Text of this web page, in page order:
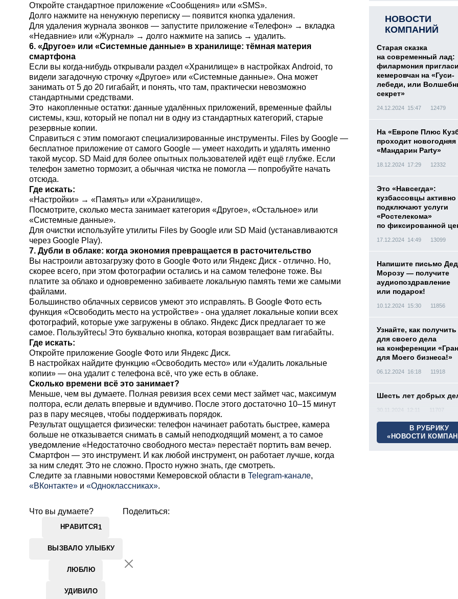
Откройте стандартное приложение «Сообщения» или «SMS».
Долго нажмите на ненужную переписку — появится кнопка удаления.
Для удаления журнала звонков — запустите приложение «Телефон» → вкладка
«Недавние» или «Журнал» → долго нажмите на запись → удалить.
6. «Другое» или «Системные данные» в хранилище: тёмная материя
смартфона
Если вы когда-нибудь открывали раздел «Хранилище» в настройках Android, то
видели загадочную строчку «Другое» или «Системные данные». Она может
занимать от 5 до 20 гигабайт, и понять, что там, практически невозможно
стандартными средствами.
Это накопленные остатки: данные удалённых приложений, временные файлы
системы, кэш, который не попал ни в одну из стандартных категорий, старые
резервные копии.
Справиться с этим помогают специализированные инструменты. Files by Google —
бесплатное приложение от самого Google — умеет находить и удалять именно
такой мусор. SD Maid для более опытных пользователей идёт ещё глубже. Если
телефон заметно тормозит, а обычная чистка не помогла — попробуйте начать
отсюда.
Где искать:
«Настройки» → «Память» или «Хранилище».
Посмотрите, сколько места занимает категория «Другое», «Остальное» или
«Системные данные».
Для очистки используйте утилиты Files by Google или SD Maid (устанавливаются
через Google Play).
7. Дубли в облаке: когда экономия превращается в расточительство
Вы настроили автозагрузку фото в Google Фото или Яндекс Диск - отлично. Но,
скорее всего, при этом фотографии остались и на самом телефоне тоже. Вы
платите за облако и одновременно забиваете локальную память теми же самыми
файлами.
Большинство облачных сервисов умеют это исправлять. В Google Фото есть
функция «Освободить место на устройстве» - она удаляет локальные копии всех
фотографий, которые уже загружены в облако. Яндекс Диск предлагает то же
самое. Пользуйтесь! Это буквально кнопка, которая возвращает вам гигабайты.
Где искать:
Откройте приложение Google Фото или Яндекс Диск.
В настройках найдите функцию «Освободить место» или «Удалить локальные
копии» — она удалит с телефона всё, что уже есть в облаке.
Сколько времени всё это занимает?
Меньше, чем вы думаете. Полная ревизия всех семи мест займет час, максимум
полтора, если делать впервые и вдумчиво. После этого достаточно 10–15 минут
раз в пару месяцев, чтобы поддерживать порядок.
Результат ощущается физически: телефон начинает работать быстрее, камера
больше не отказывается снимать в самый неподходящий момент, а то самое
уведомление «Недостаточно свободного места» перестаёт портить вам вечер.
Смартфон — это инструмент. И как любой инструмент, он работает лучше, когда
за ним следят. Это не сложно. Просто нужно знать, где смотреть.
Cледите за главными новостями Кемеровской области в Telegram-канале,
«ВКонтакте» и «Одноклассниках».
Что вы думаете?
НРАВИТСЯ 1
ВЫЗВАЛО УЛЫБКУ
ЛЮБЛЮ
УДИВИЛО
Поделиться:
НОВОСТИ
КОМПАНИЙ
Старая сказка
на современный лад:
филармония
кемеровчан на «Гуси-
лебеди, или
секрет»
24.12.2024 15:47 12479
На «Европе Плюс
проходит новогодняя
«Мандарин Party»
18.12.2024 17:29 12332
Это «Навсегда»:
кузбассовцы активно
подключают услуги
«Ростелекома»
по фиксированной
17.12.2024 14:49 13099
Напишите письмо
Морозу — получите
аудиопоздравление
или подарок!
10.12.2024 15:30 11856
Узнайте, как получить
для своего дела
на конференции
для Моего бизнеса!»
06.12.2024 16:18 11918
Шесть лет добрых
30.11.2024 12:11 11707
В РУБРИКУ
«НОВОСТИ